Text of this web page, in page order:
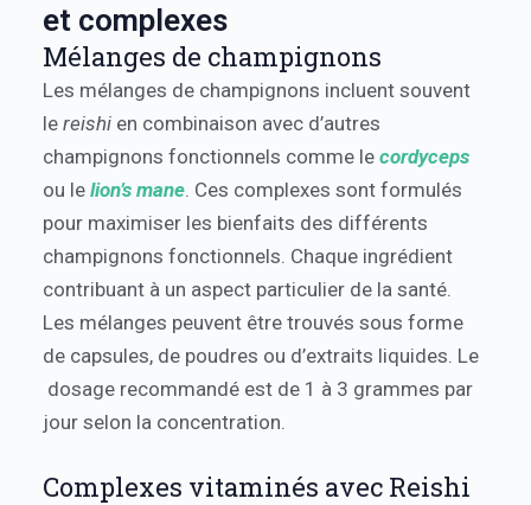
et complexes
Mélanges de champignons
Les mélanges de champignons incluent souvent
lereishi en combinaison avec d’autres
champignons fonctionnels comme lecordyceps
ou lelion’s mane. Ces complexes sont formulés
pour maximiser les bienfaits des différents
champignons fonctionnels. Chaque ingrédient
contribuant à un aspect particulier de la santé.
Les mélanges peuvent être trouvés sous forme
de capsules, de poudres ou d’extraits liquides. Le
dosage recommandé est de 1 à 3 grammes par
jour selon la concentration.
Complexes vitaminés avec Reishi